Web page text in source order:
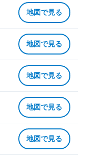
地図で見る
地図で見る
地図で見る
地図で見る
地図で見る